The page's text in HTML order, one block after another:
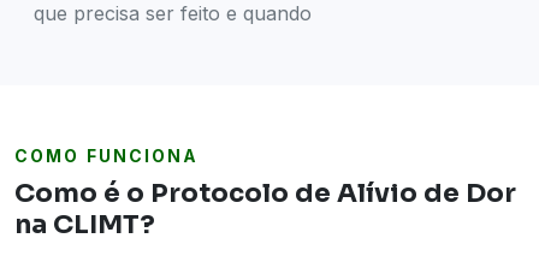
que precisa ser feito e quando
COMO FUNCIONA
Como é o Protocolo de Alívio de Dor
na CLIMT?